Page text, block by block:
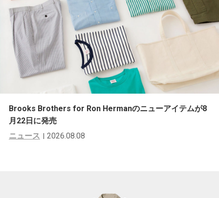
Brooks Brothers for Ron Hermanのニューアイテムが8
月22日に発売
ニュース
2026.08.08